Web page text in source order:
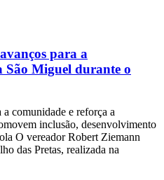
para a
Miguel durante o
a comunidade e reforça a
inclusão, desenvolvimento
O vereador Robert Ziemann
das Pretas, realizada na